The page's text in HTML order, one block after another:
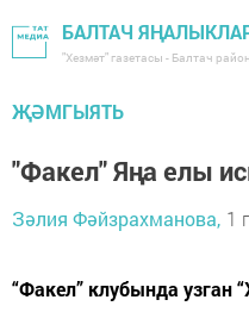
БАЛТАЧ
"Хезмәт" газетасы - Балтач
ҖӘМГЫЯТЬ
"Факел" Яңа елы
Зәлия Фәйзрахманова, 1
“Факел” клубында узган